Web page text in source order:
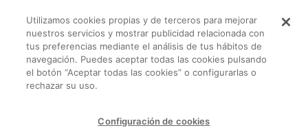
Farmamundi activa
Volver a todas las noticias
Utilizamos cookies propias y de terceros para mejorar
nuestros servicios y mostrar publicidad relacionada con
tus preferencias mediante el análisis de tus hábitos de
navegación. Puedes aceptar todas las cookies pulsando
el botón “Aceptar todas las cookies” o configurarlas o
rechazar su uso.
Configuración de cookies